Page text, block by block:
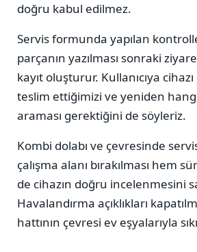
doğru kabul edilmez.
Servis formunda yapılan
parçanın yazılması sonraki
kayıt oluşturur. Kullanıcıya
teslim ettiğimizi ve yeniden
araması gerektiğini de söyleriz.
Kombi dolabı ve çevresinde
çalışma alanı bırakılması hem
de cihazın doğru incelenmesini
Havalandırma açıklıkları
hattının çevresi ev eşyalarıyla